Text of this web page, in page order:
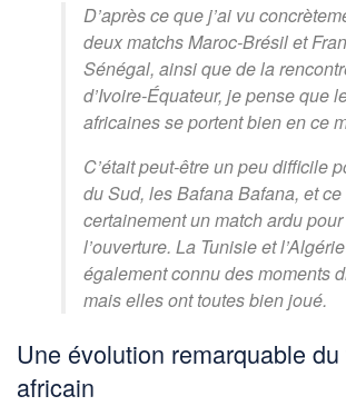
D’après ce que j’ai vu
deux matchs Maroc-Brésil et
Sénégal, ainsi que de la
d’Ivoire-Équateur, je pense que
africaines se portent bien en ce
C’était peut-être un peu difficile
du Sud, les Bafana Bafana, et ce
certainement un match ardu
l’ouverture. La Tunisie et
également connu des moments
mais elles ont toutes bien joué.
Une évolution remarquable
africain